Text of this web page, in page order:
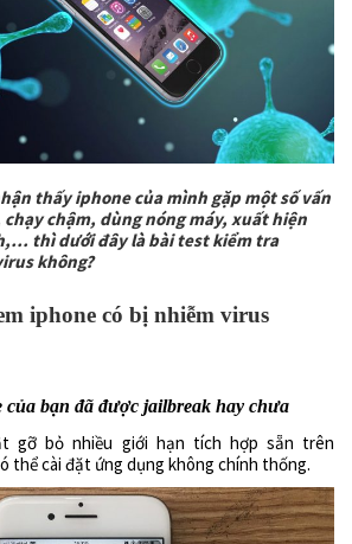
thấy iphone của mình gặp một số vấn
chậm, dùng nóng máy, xuất hiện
thì dưới đây là bài test kiểm tra
không?
iphone có bị nhiễm virus
của bạn đã được jailbreak hay chưa
gỡ bỏ nhiều giới hạn tích hợp sẵn trên
thể cài đặt ứng dụng không chính thống.